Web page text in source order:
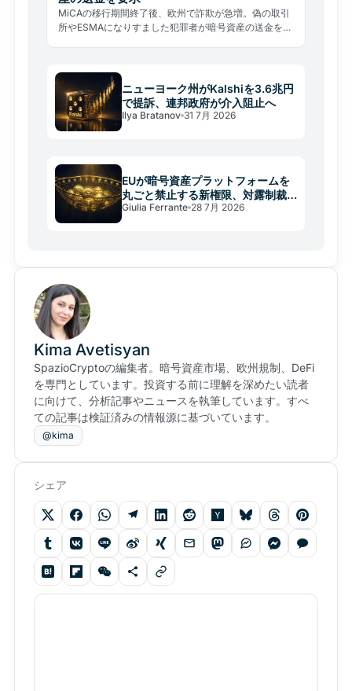
MiCAの移行期間終了後、欧州で詐欺が急増。偽の取引
所やESMAになりすました犯罪者が暗号資産の送金を要
ニューヨーク州がKalshiを3.6兆円
で提訴、連邦政府が介入阻止へ
Ilya Bratanov 31 7月 2026
EUが暗号資産プラットフォームを
丸ごと禁止する新権限、対露制裁
に潜む構造転換
Giulia Ferrante 28 7月 2026
Kima Avetisyan
SpazioCryptoの編集者。暗号資産市場、欧州規制、DeFi
を専門としています。投資する前に理解を深めたい読者
に向けて、分析記事やニュースを執筆しています。すべ
ての記事は検証済みの情報源に基づいています。
@kima
シェア